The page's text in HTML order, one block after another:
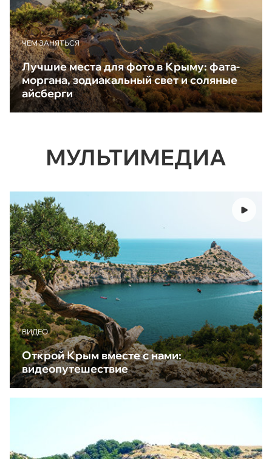
ЧЕМ ЗАНЯТЬСЯ
Лучшие места для фото в Крыму: фата-
моргана, зодиакальный свет и соляные
айсберги
МУЛЬТИМЕДИА
ВИДЕО
Открой Крым вместе с нами:
видеопутешествие